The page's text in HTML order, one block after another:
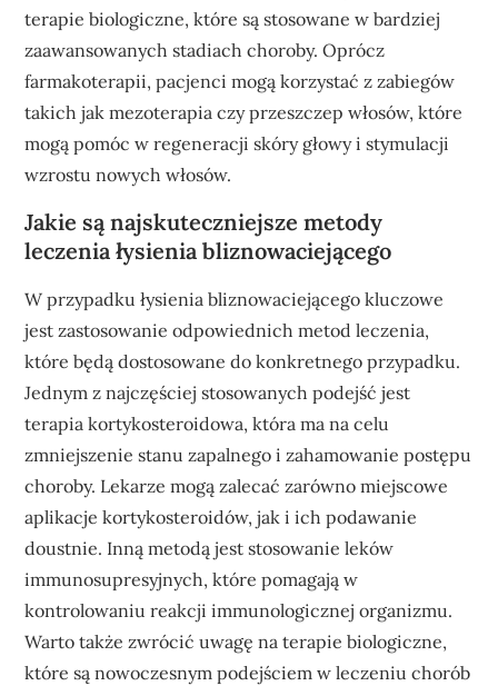
terapie biologiczne, które są stosowane w bardziej
zaawansowanych stadiach choroby. Oprócz
farmakoterapii, pacjenci mogą korzystać z zabiegów
takich jak mezoterapia czy przeszczep włosów, które
mogą pomóc w regeneracji skóry głowy i stymulacji
wzrostu nowych włosów.
Jakie są najskuteczniejsze metody
leczenia łysienia bliznowaciejącego
W przypadku łysienia bliznowaciejącego kluczowe
jest zastosowanie odpowiednich metod leczenia,
które będą dostosowane do konkretnego przypadku.
Jednym z najczęściej stosowanych podejść jest
terapia kortykosteroidowa, która ma na celu
zmniejszenie stanu zapalnego i zahamowanie postępu
choroby. Lekarze mogą zalecać zarówno miejscowe
aplikacje kortykosteroidów, jak i ich podawanie
doustnie. Inną metodą jest stosowanie leków
immunosupresyjnych, które pomagają w
kontrolowaniu reakcji immunologicznej organizmu.
Warto także zwrócić uwagę na terapie biologiczne,
które są nowoczesnym podejściem w leczeniu chorób